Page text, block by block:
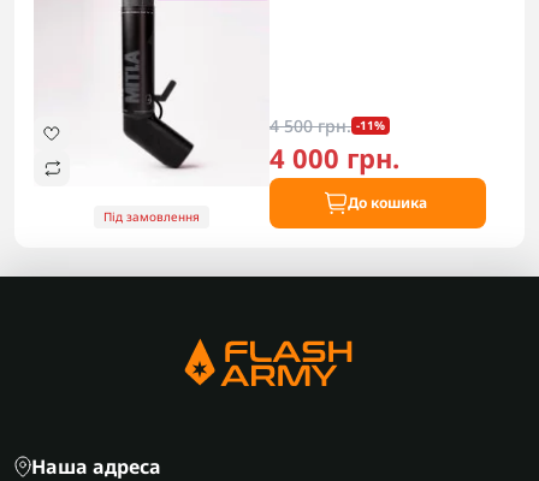
Під замовлення
4 500 грн. -11%
4 000 грн.
До кошика
Наша адреса